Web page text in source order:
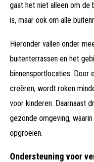
gaat het niet alleen om de
is, maar ook om alle
Hieronder vallen onder
buitenterrassen en het
binnensportlocaties. Door
creëren, wordt roken
voor kinderen. Daarnaast
gezonde omgeving,
opgroeien.
Ondersteuning voor